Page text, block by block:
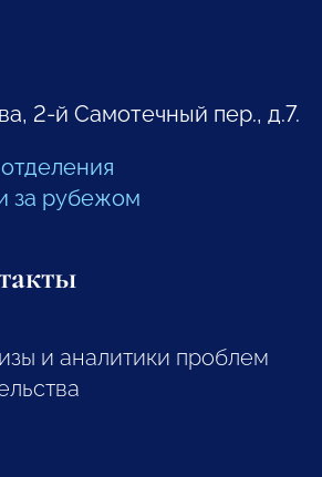
2-й Самотечный пер., д.7.
за рубежом
и аналитики проблем